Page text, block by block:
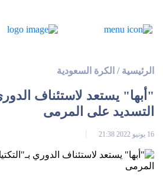
الرئيسية / الكرة السعودية
"أبها" يستعد لاستئناف
التسديد على المرمى
16 يونيو 2022 21:38